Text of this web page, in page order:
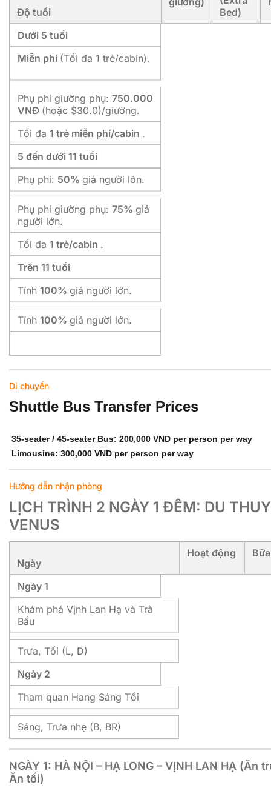
Độ tuổi
Bed)
Dưới 5 tuổi
Miễn phí (Tối đa 1 trẻ/cabin).
Phụ phí giường phụ: 750.000
VNĐ (hoặc $30.0)/giường.
Tối đa 1 trẻ miễn phí/cabin .
5 đến dưới 11 tuổi
Phụ phí: 50% giá người lớn.
Phụ phí giường phụ: 75% giá
người lớn.
Tối đa 1 trẻ/cabin .
Trên 11 tuổi
Tính 100% giá người lớn.
Tính 100% giá người lớn.
Di chuyển
Shuttle Bus Transfer Prices
35-seater / 45-seater Bus: 200,000 VND per person per way
Limousine: 300,000 VND per person per way
Hướng dẫn nhận phòng
LỊCH TRÌNH 2 NGÀY 1 ĐÊM: DU
VENUS
Ngày
Hoạt động
Ngày 1
Khám phá Vịnh Lan Hạ và Trà
Bầu
Trưa, Tối (L, D)
Ngày 2
Tham quan Hang Sáng Tối
Sáng, Trưa nhẹ (B, BR)
NGÀY 1: HÀ NỘI – HẠ LONG – VỊNH LAN HẠ (Ăn
Ăn tối)